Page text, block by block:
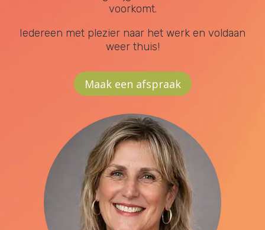
voorkomt.
Iedereen met plezier naar het werk en voldaan
weer thuis!
Maak een afspraak